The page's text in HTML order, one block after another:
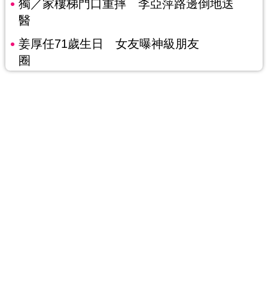
獨／家樓梯門口重摔 李亞萍路邊倒地送
醫
姜厚任71歲生日 女友曝神級朋友
圈